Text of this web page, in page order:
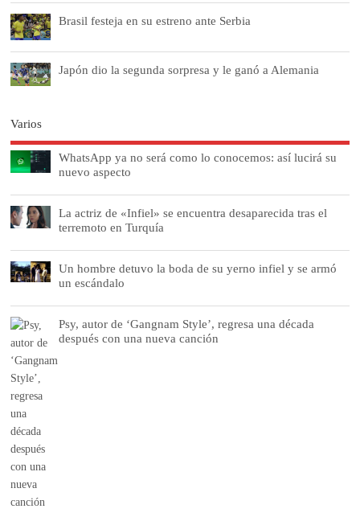
Brasil festeja en su estreno ante Serbia
Japón dio la segunda sorpresa y le ganó a Alemania
Varios
WhatsApp ya no será como lo conocemos: así lucirá su
nuevo aspecto
La actriz de «Infiel» se encuentra desaparecida tras el
terremoto en Turquía
Un hombre detuvo la boda de su yerno infiel y se armó
un escándalo
Psy, autor de ‘Gangnam Style’, regresa una década
después con una nueva canción